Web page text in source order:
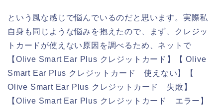
という風な感じで悩んでいるのだと思います。実際私
自身も同じような悩みを抱えたので、まず、クレジッ
トカードが使えない原因を調べるため、ネットで
【Olive Smart Ear Plus クレジットカード】【 Olive
Smart Ear Plus クレジットカード 使えない】【
Olive Smart Ear Plus クレジットカード 失敗】
【Olive Smart Ear Plus クレジットカード エラー】